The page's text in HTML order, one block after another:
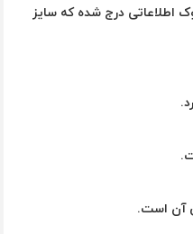
اطلاعاتی درج شده که سایز
آن است.